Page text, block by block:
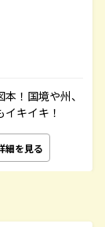
！国境や州、
キイキ！
細を見る